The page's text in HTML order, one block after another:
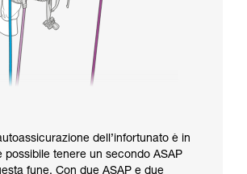
dell’infortunato è in
possibile tenere un secondo ASAP